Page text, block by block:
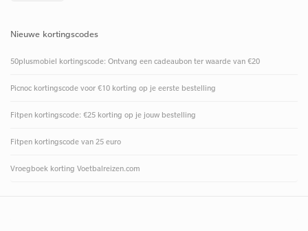
Nieuwe kortingscodes
50plusmobiel kortingscode: Ontvang een cadeaubon ter waarde van €20
Picnoc kortingscode voor €10 korting op je eerste bestelling
Fitpen kortingscode: €25 korting op je jouw bestelling
Fitpen kortingscode van 25 euro
Vroegboek korting Voetbalreizen.com